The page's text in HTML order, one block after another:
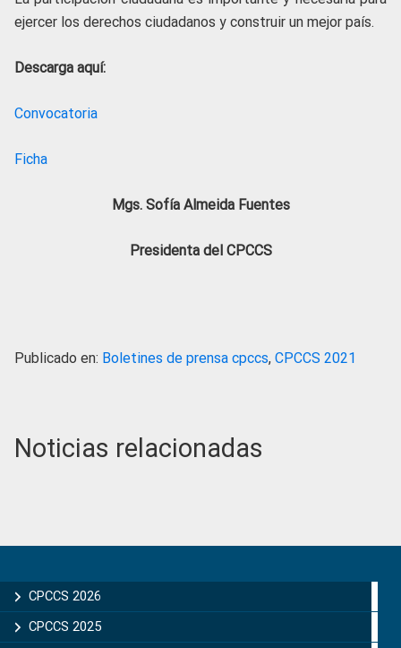
ejercer los derechos ciudadanos y construir un mejor país.
Descarga aquí:
Convocatoria
Ficha
Mgs. Sofía Almeida Fuentes
Presidenta del CPCCS
Publicado en: Boletines de prensa cpccs, CPCCS 2021
Noticias relacionadas
Sidebar
CPCCS 2026
CPCCS 2025